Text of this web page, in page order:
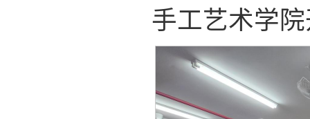
手工艺术学